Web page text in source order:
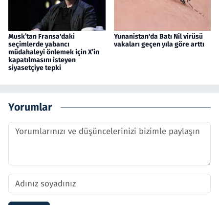
Musk’tan Fransa'daki
seçimlerde yabancı
müdahaleyi önlemek için X’in
kapatılmasını isteyen
siyasetçiye tepki
Yunanistan'da Batı Nil virüsü
vakaları geçen yıla göre arttı
Yorumlar